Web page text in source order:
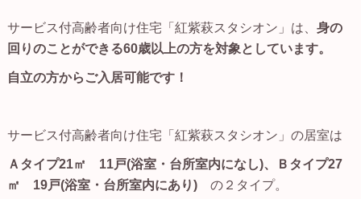
サービス付高齢者向け住宅「紅紫萩スタシオン」は、 身の
回りのことができる60歳以上の方を対象としています。
自立の方からご入居可能です！
サービス付高齢者向け住宅「紅紫萩スタシオン」の居室は
Ａタイプ21㎡ 11戸(浴室・台所室内になし)、Ｂタイプ27
㎡ 19戸(浴室・台所室内にあり) の２タイプ。